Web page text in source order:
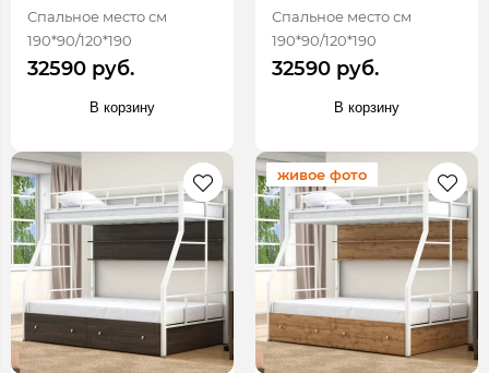
Спальное место см
190*90/120*190
32590 руб.
В корзину
Спальное место см
190*90/120*190
32590 руб.
В корзину
живое фото